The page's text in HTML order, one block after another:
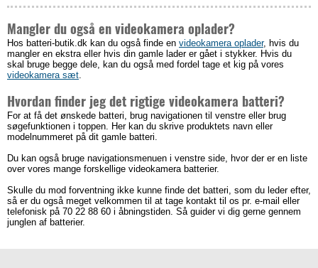
Mangler du også en videokamera oplader?
Hos batteri-butik.dk kan du også finde en videokamera oplader, hvis du
mangler en ekstra eller hvis din gamle lader er gået i stykker. Hvis du
skal bruge begge dele, kan du også med fordel tage et kig på vores
videokamera sæt.
Hvordan finder jeg det rigtige videokamera batteri?
For at få det ønskede batteri, brug navigationen til venstre eller brug
søgefunktionen i toppen. Her kan du skrive produktets navn eller
modelnummeret på dit gamle batteri.
Du kan også bruge navigationsmenuen i venstre side, hvor der er en liste
over vores mange forskellige videokamera batterier.
Skulle du mod forventning ikke kunne finde det batteri, som du leder efter,
så er du også meget velkommen til at tage kontakt til os pr. e-mail eller
telefonisk på 70 22 88 60 i åbningstiden. Så guider vi dig gerne gennem
junglen af batterier.